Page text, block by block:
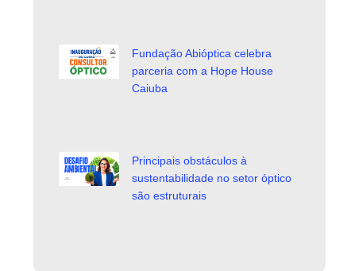
Fundação Abióptica celebra
parceria com a Hope House
Caiuba
Principais obstáculos à
sustentabilidade no setor óptico
são estruturais